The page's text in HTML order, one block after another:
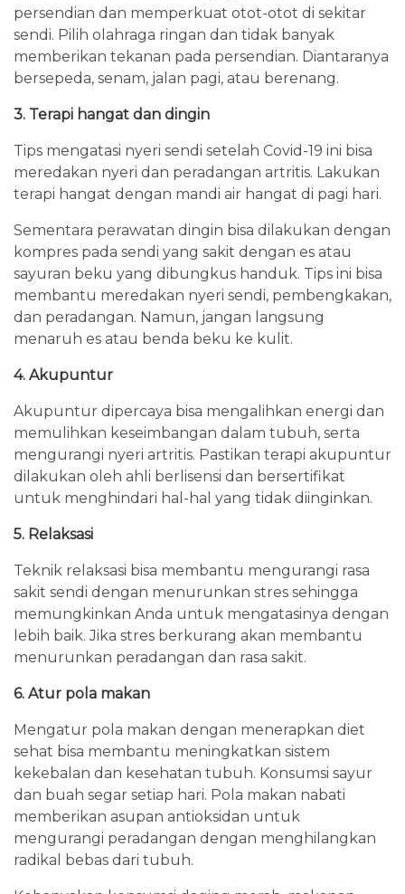
persendian dan memperkuat otot-otot di sekitar
sendi. Pilih olahraga ringan dan tidak banyak
memberikan tekanan pada persendian. Diantaranya
bersepeda, senam, jalan pagi, atau berenang.
3. Terapi hangat dan dingin
Tips mengatasi nyeri sendi setelah Covid-19 ini bisa
meredakan nyeri dan peradangan artritis. Lakukan
terapi hangat dengan mandi air hangat di pagi hari.
Sementara perawatan dingin bisa dilakukan dengan
kompres pada sendi yang sakit dengan es atau
sayuran beku yang dibungkus handuk. Tips ini bisa
membantu meredakan nyeri sendi, pembengkakan,
dan peradangan. Namun, jangan langsung
menaruh es atau benda beku ke kulit.
4. Akupuntur
Akupuntur dipercaya bisa mengalihkan energi dan
memulihkan keseimbangan dalam tubuh, serta
mengurangi nyeri artritis. Pastikan terapi akupuntur
dilakukan oleh ahli berlisensi dan bersertifikat
untuk menghindari hal-hal yang tidak diinginkan.
5. Relaksasi
Teknik relaksasi bisa membantu mengurangi rasa
sakit sendi dengan menurunkan stres sehingga
memungkinkan Anda untuk mengatasinya dengan
lebih baik. Jika stres berkurang akan membantu
menurunkan peradangan dan rasa sakit.
6. Atur pola makan
Mengatur pola makan dengan menerapkan diet
sehat bisa membantu meningkatkan sistem
kekebalan dan kesehatan tubuh. Konsumsi sayur
dan buah segar setiap hari. Pola makan nabati
memberikan asupan antioksidan untuk
mengurangi peradangan dengan menghilangkan
radikal bebas dari tubuh.